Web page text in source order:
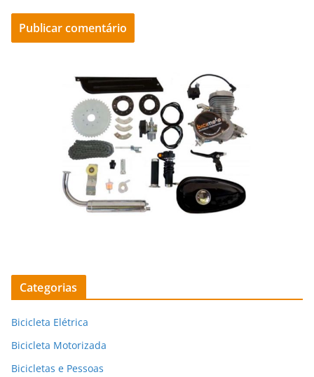
Categorias
Bicicleta Elétrica
Bicicleta Motorizada
Bicicletas e Pessoas